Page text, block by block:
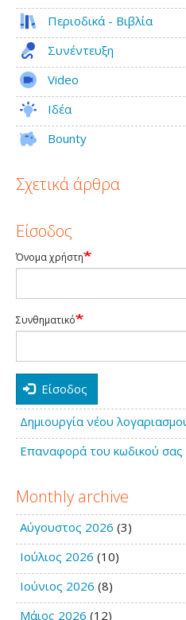
Περιοδικά - Βιβλία
Συνέντευξη
Video
Ιδέα
Bounty
Σχετικά άρθρα
Είσοδος
Όνομα χρήστη
Συνθηματικό
Είσοδος
Δημιουργία νέου
Επαναφορά του κωδικού σας
Monthly archive
Αύγουστος 2026 (3)
Ιούλιος 2026 (10)
Ιούνιος 2026 (8)
Μάιος 2026 (12)